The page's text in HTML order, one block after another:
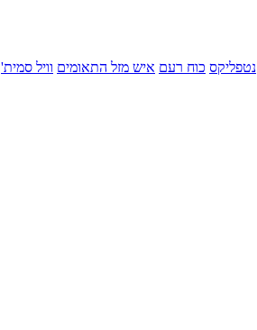
נטפליקס כוח רעם איש מזל התאומים וויל סמית'